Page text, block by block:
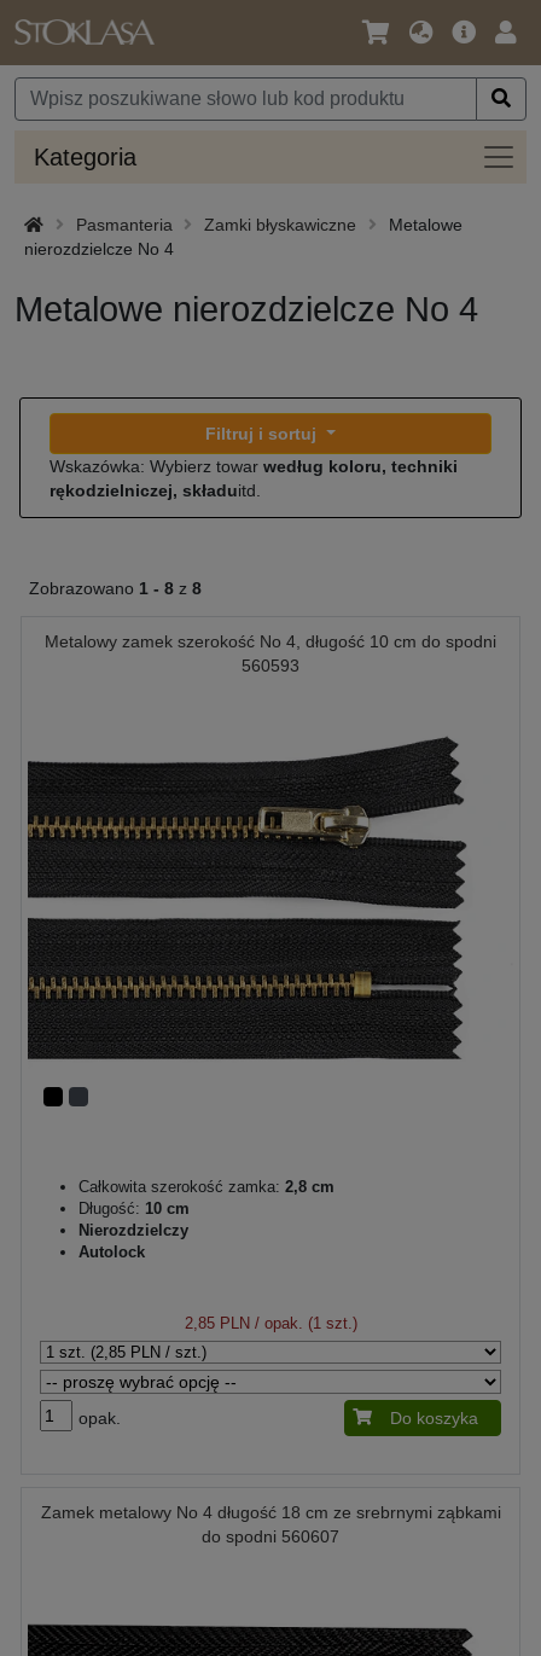
Język
Waluta
Oferta
Kategoria
Pasmanteria Zamki błyskawiczne
Metalowe
nierozdzielcze No 4
Metalowe nierozdzielcze No 4
Filtruj i sortuj
Wskazówka: Wybierz towar według koloru, techniki
rękodzielniczej, składuitd.
Zobrazowano 1 - 8 z 8
Metalowy zamek szerokość No 4, długość 10 cm do spodni
560593
Całkowita szerokość zamka: 2,8 cm
Długość: 10 cm
Nierozdzielczy
Autolock
2,85 PLN/ opak. (1 szt.)
opak. Do koszyka
Zamek metalowy No 4 długość 18 cm ze srebrnymi ząbkami
do spodni 560607